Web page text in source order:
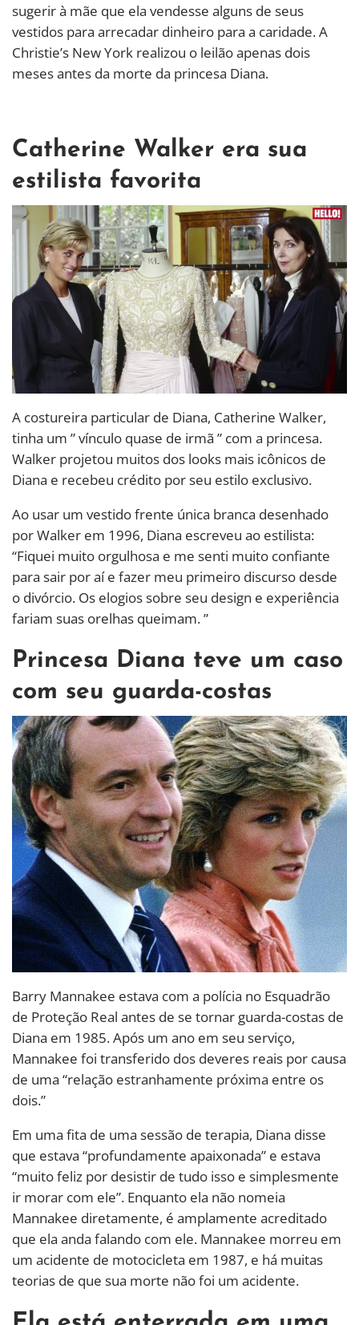
sugerir à mãe que ela vendesse alguns de seus
vestidos para arrecadar dinheiro para a caridade. A
Christie’s New York realizou o leilão apenas dois
meses antes da morte da princesa Diana.
Catherine Walker era sua
estilista favorita
A costureira particular de Diana, Catherine Walker,
tinha um ” vínculo quase de irmã ” com a princesa.
Walker projetou muitos dos looks mais icônicos de
Diana e recebeu crédito por seu estilo exclusivo.
Ao usar um vestido frente única branca desenhado
por Walker em 1996, Diana escreveu ao estilista:
“Fiquei muito orgulhosa e me senti muito confiante
para sair por aí e fazer meu primeiro discurso desde
o divórcio. Os elogios sobre seu design e experiência
fariam suas orelhas queimam. ”
Princesa Diana teve um caso
com seu guarda-costas
Barry Mannakee estava com a polícia no Esquadrão
de Proteção Real antes de se tornar guarda-costas de
Diana em 1985. Após um ano em seu serviço,
Mannakee foi transferido dos deveres reais por causa
de uma “relação estranhamente próxima entre os
dois.”
Em uma fita de uma sessão de terapia, Diana disse
que estava “profundamente apaixonada” e estava
“muito feliz por desistir de tudo isso e simplesmente
ir morar com ele”. Enquanto ela não nomeia
Mannakee diretamente, é amplamente acreditado
que ela anda falando com ele. Mannakee morreu em
um acidente de motocicleta em 1987, e há muitas
teorias de que sua morte não foi um acidente.